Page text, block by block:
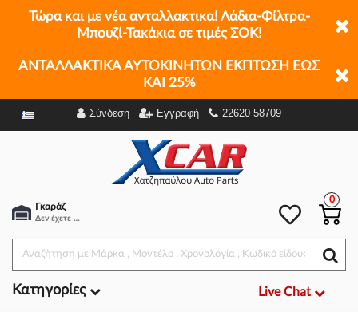
Τώρα και με νέα ανταλλακτικα! Λάδια-Φίλτρα-
Μπουζί-Τακάκια σε τιμές ΣΟΚ!
ΑΝΤΑΛΛΑΚΤΙΚΑ ΑΥΤΟΚΙΝΗΤΩΝ ΕΚΠΤΩΣΗ ΕΩΣ
ΚΑΙ 25%
Σύνδεση Εγγραφή 22620 58709
Γκαράζ
Δεν έχετε επιλέξει αμάξι.
0
Κατηγορίες Live Chat